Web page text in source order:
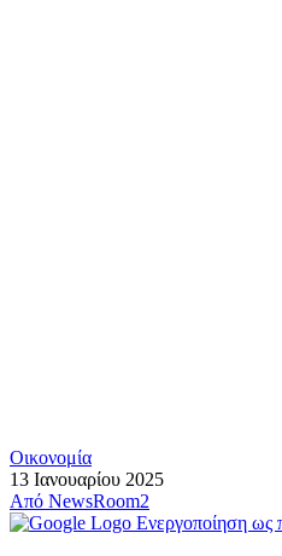
Οικονομία
13 Ιανουαρίου 2025
Από NewsRoom2
Ενεργοποίηση ως